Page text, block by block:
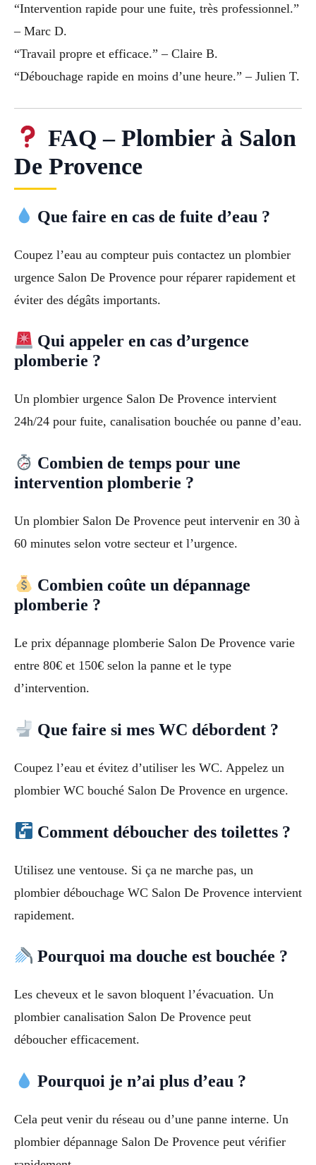
“Intervention rapide pour une fuite, très professionnel.”
– Marc D.
“Travail propre et efficace.” – Claire B.
“Débouchage rapide en moins d’une heure.” – Julien T.
FAQ – Plombier à Salon
De Provence
Que faire en cas de fuite d’eau ?
Coupez l’eau au compteur puis contactez un plombier
urgence Salon De Provence pour réparer rapidement et
éviter des dégâts importants.
Qui appeler en cas d’urgence
plomberie ?
Un plombier urgence Salon De Provence intervient
24h/24 pour fuite, canalisation bouchée ou panne d’eau.
Combien de temps pour une
intervention plomberie ?
Un plombier Salon De Provence peut intervenir en 30 à
60 minutes selon votre secteur et l’urgence.
Combien coûte un dépannage
plomberie ?
Le prix dépannage plomberie Salon De Provence varie
entre 80€ et 150€ selon la panne et le type
d’intervention.
Que faire si mes WC débordent ?
Coupez l’eau et évitez d’utiliser les WC. Appelez un
plombier WC bouché Salon De Provence en urgence.
Comment déboucher des toilettes ?
Utilisez une ventouse. Si ça ne marche pas, un
plombier débouchage WC Salon De Provence intervient
rapidement.
Pourquoi ma douche est bouchée ?
Les cheveux et le savon bloquent l’évacuation. Un
plombier canalisation Salon De Provence peut
déboucher efficacement.
Pourquoi je n’ai plus d’eau ?
Cela peut venir du réseau ou d’une panne interne. Un
plombier dépannage Salon De Provence peut vérifier